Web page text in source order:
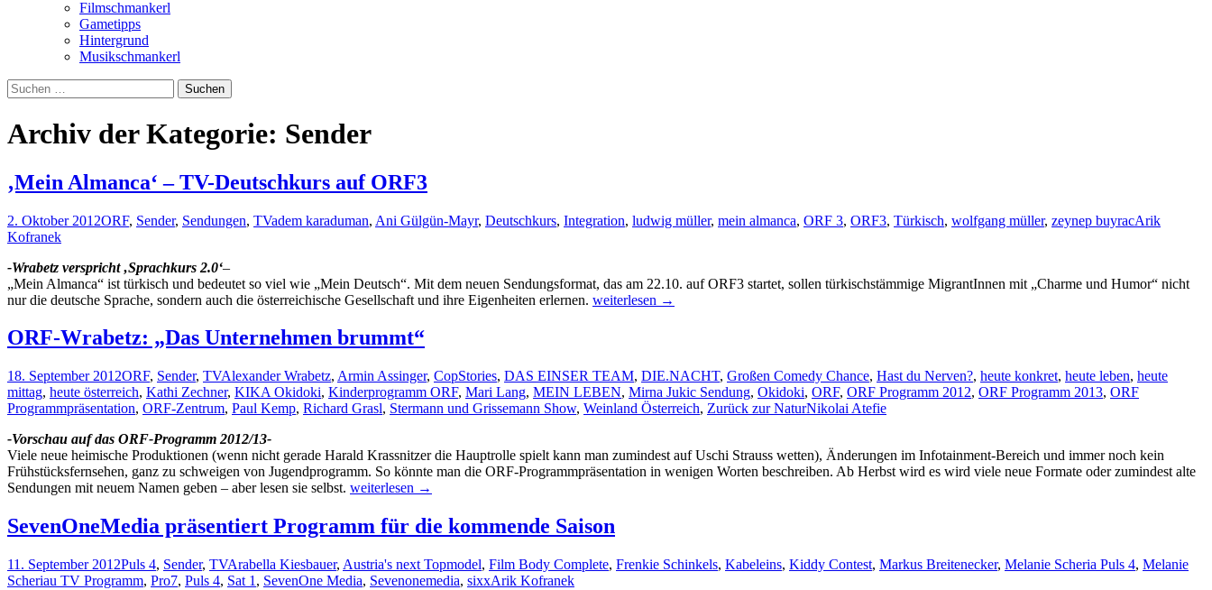
Filmschmankerl
Gametipps
Hintergrund
Musikschmankerl
Suchen
nach:
Archiv der Kategorie: Sender
‚Mein Almanca‘ – TV-Deutschkurs auf ORF3
2. Oktober 2012ORF, Sender, Sendungen, TVadem karaduman, Ani Gülgün-Mayr, Deutschkurs, Integration, ludwig müller, mein almanca, ORF 3, ORF3, Türkisch, wolfgang müller, zeynep buyracArik
Kofranek
-Wrabetz verspricht ‚Sprachkurs 2.0‘–
„Mein Almanca“ ist türkisch und bedeutet so viel wie „Mein Deutsch“. Mit dem neuen Sendungsformat, das am 22.10. auf ORF3 startet, sollen türkischstämmige MigrantInnen mit „Charme und Humor“ nicht
nur die deutsche Sprache, sondern auch die österreichische Gesellschaft und ihre Eigenheiten erlernen. ‚Mein
auf
ORF3
weiterlesen →
ORF-Wrabetz: „Das Unternehmen brummt“
18. September 2012ORF, Sender, TVAlexander Wrabetz, Armin Assinger, CopStories, DAS EINSER TEAM, DIE.NACHT, Großen Comedy Chance, Hast du Nerven?, heute konkret, heute leben, heute
mittag, heute österreich, Kathi Zechner, KIKA Okidoki, Kinderprogramm ORF, Mari Lang, MEIN LEBEN, Mirna Jukic Sendung, Okidoki, ORF, ORF Programm 2012, ORF Programm 2013, ORF
Programmpräsentation, ORF-Zentrum, Paul Kemp, Richard Grasl, Stermann und Grissemann Show, Weinland Österreich, Zurück zur NaturNikolai Atefie
-Vorschau auf das ORF-Programm 2012/13-
Viele neue heimische Produktionen (wenn nicht gerade Harald Krassnitzer die Hauptrolle spielt kann man zumindest auf Uschi Strauss wetten), Änderungen im Infotainment-Bereich und immer noch kein
Frühstücksfernsehen, ganz zu schweigen von Jugendprogramm. So könnte man die ORF-Programmpräsentation in wenigen Worten beschreiben. Ab Herbst wird es wird viele neue Formate oder zumindest alte
Sendungen mit neuem Namen geben – aber lesen sie selbst. ORF-
Unternehmen
weiterlesen →
SevenOneMedia präsentiert Programm für die kommende Saison
11. September 2012Puls 4, Sender, TVArabella Kiesbauer, Austria's next Topmodel, Film Body Complete, Frenkie Schinkels, Kabeleins, Kiddy Contest, Markus Breitenecker, Melanie Scheria Puls 4, Melanie
Scheriau TV Programm, Pro7, Puls 4, Sat 1 , SevenOne Media, Sevenonemedia, sixxArik Kofranek